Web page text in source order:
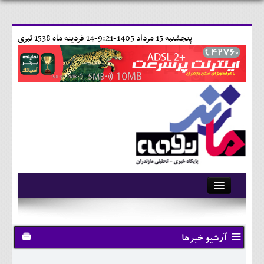
14 فردينه ماه 1538 تبری پنجشنبه 15 مرداد 1405-9:21-
آرشیو
تماس با ما
وبلاگ
آرشیو خبرها